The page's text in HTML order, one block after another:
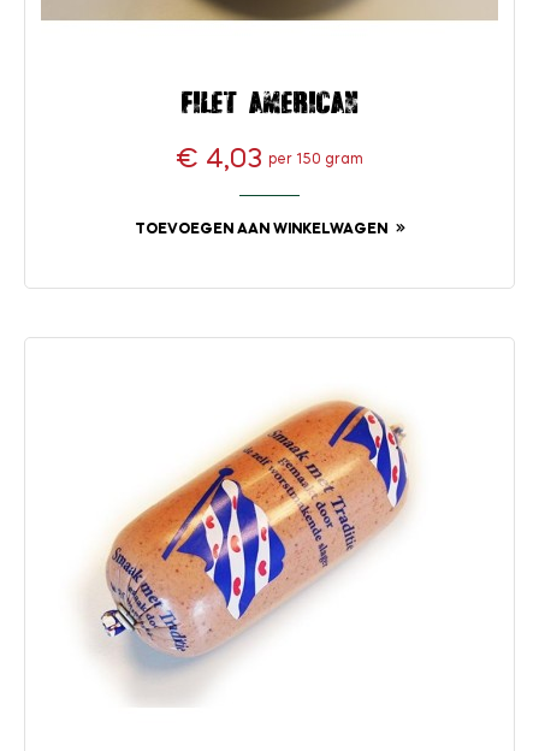
Filet american
Prijs
€ 4,03 per 150 gram
TOEVOEGEN AAN WINKELWAGEN